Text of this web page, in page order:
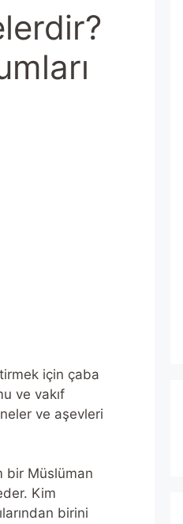
için çaba
ve vakıf
ve aşevleri
bir Müslüman
Kim
birini